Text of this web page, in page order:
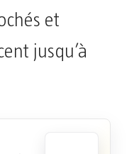
et
jusqu’à